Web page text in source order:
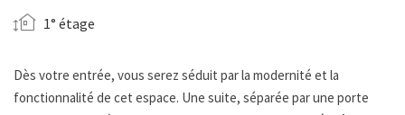
1° étage
Dès votre entrée, vous serez séduit par la modernité et la
fonctionnalité de cet espace. Une suite, séparée par une porte